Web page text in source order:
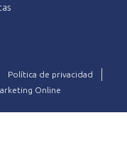
Política de privacidad
Online